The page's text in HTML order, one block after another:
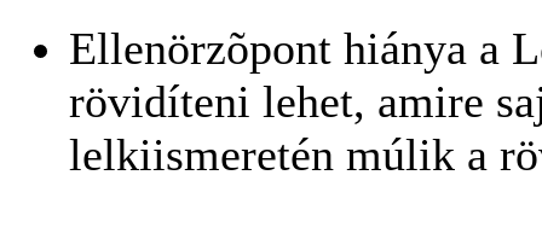
Ellenörzõpont hiánya a
rövidíteni lehet, amire
lelkiismeretén múlik a